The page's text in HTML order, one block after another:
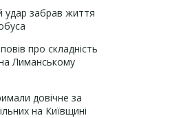
удар забрав життя
про складність
Лиманському
довічне за
на Київщині